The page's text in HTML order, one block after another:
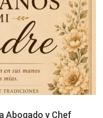
Abogado y Chef